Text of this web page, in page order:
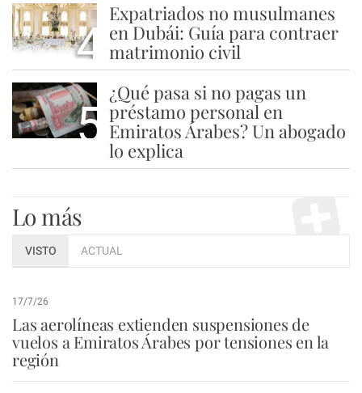
4
Expatriados no musulmanes
en Dubái: Guía para contraer
matrimonio civil
5
¿Qué pasa si no pagas un
préstamo personal en
Emiratos Árabes? Un abogado
lo explica
Lo más
VISTO ACTUAL
17/7/26
Las aerolíneas extienden suspensiones de
vuelos a Emiratos Árabes por tensiones en la
región